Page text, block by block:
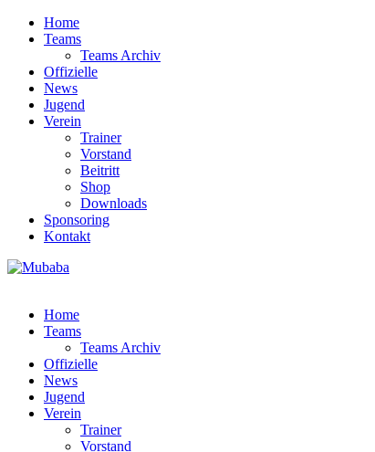
Home
Teams
Teams Archiv
Offizielle
News
Jugend
Verein
Trainer
Vorstand
Beitritt
Shop
Downloads
Sponsoring
Kontakt
Home
Teams
Teams Archiv
Offizielle
News
Jugend
Verein
Trainer
Vorstand